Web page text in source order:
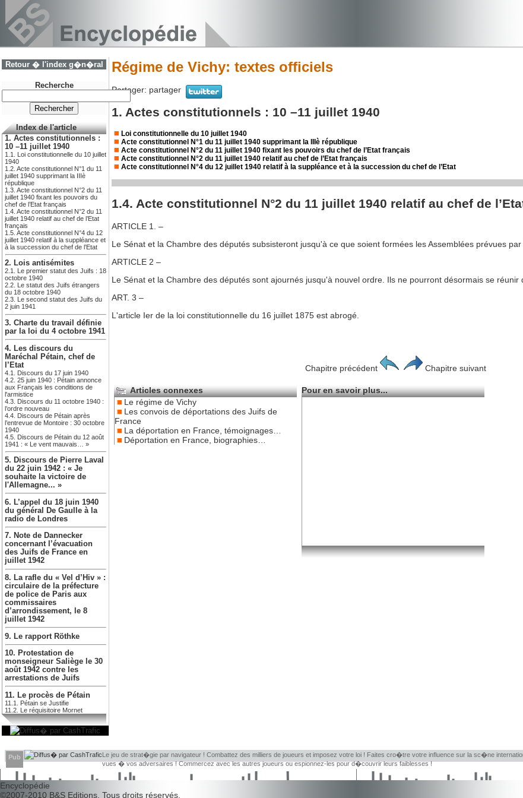
Retour � l'index g�n�ral
Recherche
Index de l'article
1. Actes constitutionnels :
10 –11 juillet 1940
1.1. Loi constitutionnelle du 10 juillet
1940
1.2. Acte constitutionnel N°1 du 11
juillet 1940 supprimant la IIIè
république
1.3. Acte constitutionnel N°2 du 11
juillet 1940 fixant les pouvoirs du
chef de l’Etat français
1.4. Acte constitutionnel N°2 du 11
juillet 1940 relatif au chef de l’Etat
français
1.5. Acte constitutionnel N°4 du 12
juillet 1940 relatif à la suppléance et
à la succession du chef de l’Etat
2. Lois antisémites
2.1. Le premier statut des Juifs : 18
octobre 1940
2.2. Le statut des Juifs étrangers
du 18 octobre 1940
2.3. Le second statut des Juifs du
2 juin 1941
3. Charte du travail définie
par la loi du 4 octobre 1941
4. Les discours du
Maréchal Pétain, chef de
l’Etat
4.1. Discours du 17 juin 1940
4.2. 25 juin 1940 : Pétain annonce
aux Français les conditions de
l'armistice
4.3. Discours du 11 octobre 1940 :
l’ordre nouveau
4.4. Discours de Pétain après
l’entrevue de Montoire : 30 octobre
1940
4.5. Discours de Pétain du 12 août
1941 : « Le vent mauvais… »
5. Discours de Pierre Laval
du 22 juin 1942 : « Je
souhaite la victoire de
l'Allemagne... »
6. L’appel du 18 juin 1940
du général De Gaulle à la
radio de Londres
7. Note de Dannecker
concernant l’évacuation
des Juifs de France en
juillet 1942
8. La rafle du « Vel d’Hiv » :
circulaire de la préfecture
de police de Paris aux
commissaires
d’arrondissement, le 8
juillet 1942
9. Le rapport Röthke
10. Protestation de
monseigneur Saliège le 30
août 1942 contre les
arrestations de Juifs
11. Le procès de Pétain
11.1. Pétain se Justifie
11.2. Le réquisitoire Mornet
Régime de Vichy: textes officiels
Partager: partager
1. Actes constitutionnels : 10 –11 juillet 1940
Loi constitutionnelle du 10 juillet 1940
Acte constitutionnel N°1 du 11 juillet 1940 supprimant la IIIè république
Acte constitutionnel N°2 du 11 juillet 1940 fixant les pouvoirs du chef de l’Etat français
Acte constitutionnel N°2 du 11 juillet 1940 relatif au chef de l’Etat français
Acte constitutionnel N°4 du 12 juillet 1940 relatif à la suppléance et à la succession du chef de l’Etat
1.4. Acte constitutionnel N°2 du 11 juillet 1940 relatif au chef de
ARTICLE 1. –
Le Sénat et la Chambre des députés subsisteront jusqu'à ce que soient formées les Assemblées prévues
ARTICLE 2 –
Le Sénat et la Chambre des députés sont ajournés jusqu'à nouvel ordre. Ils ne pourront désormais se réunir
ART. 3 –
L'article Ier de la loi constitutionnelle du 16 juillet 1875 est abrogé.
Chapitre précédent Chapitre suivant
Articles connexes
Le régime de Vichy
Les convois de déportations des Juifs de
France
La déportation en France, témoignages…
Déportation en France, biographies…
Pour en savoir plus...
Pub
Le jeu de strat�gie par navigateur ! Combattez des milliers de joueurs et imposez votre loi ! Faites cro�tre votre influence sur la sc�ne
vues � vos adversaires ! Commercez avec les autres joueurs ou espionnez-les pour d�couvrir leurs faiblesses !
Encyclopédie
©2007-2010 B&S Editions . Tous droits réservés.